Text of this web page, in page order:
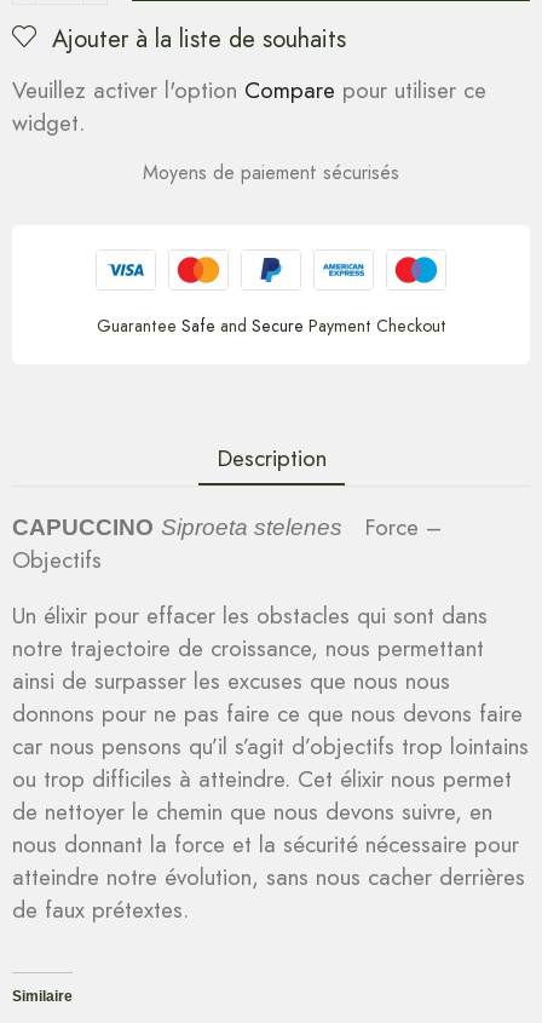
Ajouter à la liste de souhaits
Veuillez activer l'option Compare pour utiliser ce
widget.
Moyens de paiement sécurisés
Guarantee Safe and Secure Payment Checkout
Description
CAPUCCINO Siproeta stelenes
Force –
Objectifs
Un élixir pour effacer les obstacles qui sont dans
notre trajectoire de croissance, nous permettant
ainsi de surpasser les excuses que nous nous
donnons pour ne pas faire ce que nous devons faire
car nous pensons qu’il s’agit d’objectifs trop lointains
ou trop difficiles à atteindre. Cet élixir nous permet
de nettoyer le chemin que nous devons suivre, en
nous donnant la force et la sécurité nécessaire pour
atteindre notre évolution, sans nous cacher derrières
de faux prétextes.
Similaire